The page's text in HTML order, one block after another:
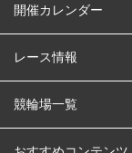
はじめての方へ
開催カレンダー
競輪
オートレース
競輪くじ
レース情報
レース予想
レース結果
競輪場一覧
北日本 函館競輪場